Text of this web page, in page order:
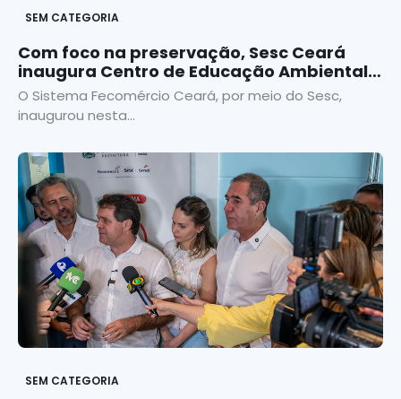
SEM CATEGORIA
Com foco na preservação, Sesc Ceará
inaugura Centro de Educação Ambiental
em Iparana
O Sistema Fecomércio Ceará, por meio do Sesc,
inaugurou nesta...
SEM CATEGORIA